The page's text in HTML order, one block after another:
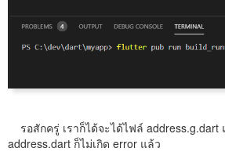
รอสักครู่ เราก็ได้จะได้ไฟล์
address.dart ก็ไม่เกิด error แล้ว